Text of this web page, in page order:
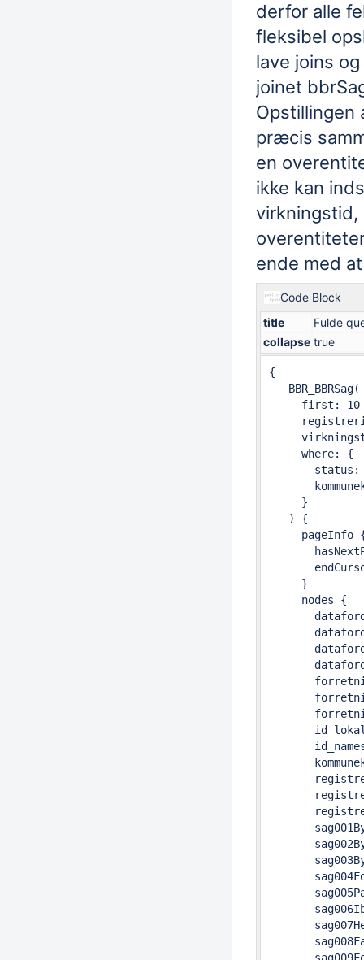
derfor alle
fleksibel
lave joins
joinet
præcis
en
ikke kan
virkningstid,
ende med
Code Block
title
Fulde
collapse true
{
   BBR_BBRSag(
     first: 10
     where: {
status:
     }
   ) {
pageInfo
     }
     nodes {